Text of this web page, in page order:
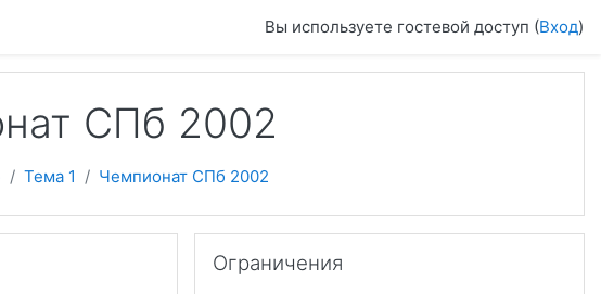
Вы используете гостевой доступ (Вход)
СПб 2002
Тема 1 Чемпионат СПб 2002
Ограничения